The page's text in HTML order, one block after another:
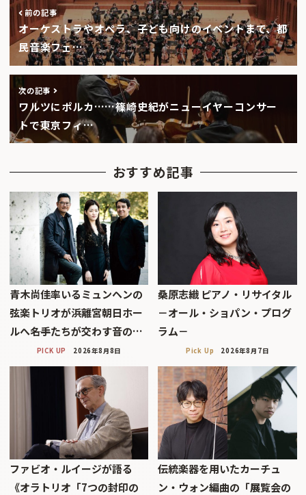
前の記事
オーケストラやオペラ、子ども向けのイベントまで、都
民音楽フェ…
次の記事
ワルツにポルカ……篠崎史紀がニューイヤーコンサー
トで東京フィ…
おすすめ記事
青木尚佳率いるミュンヘンの
弦楽トリオが浜離宮朝日ホー
ルへ――名手たちが交わす音の…
PICK UP 2026年8月8日
桑原志織 ピアノ・リサイタル
－オール・ショパン・プログ
ラム－
Pick Up 2026年8月7日
ファビオ・ルイージが語る
《オラトリオ「7つの封印の
伝統楽器を用いたカーチュ
ン・ウォン編曲の「展覧会の